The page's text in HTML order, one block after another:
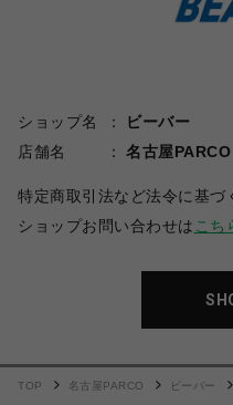
ショップ名
ビーバー
店舗名
名古屋PARCO
特定商取引法など法令に基づ
ショップお問い合わせは こち
TOP 名古屋PARCO ビーバー